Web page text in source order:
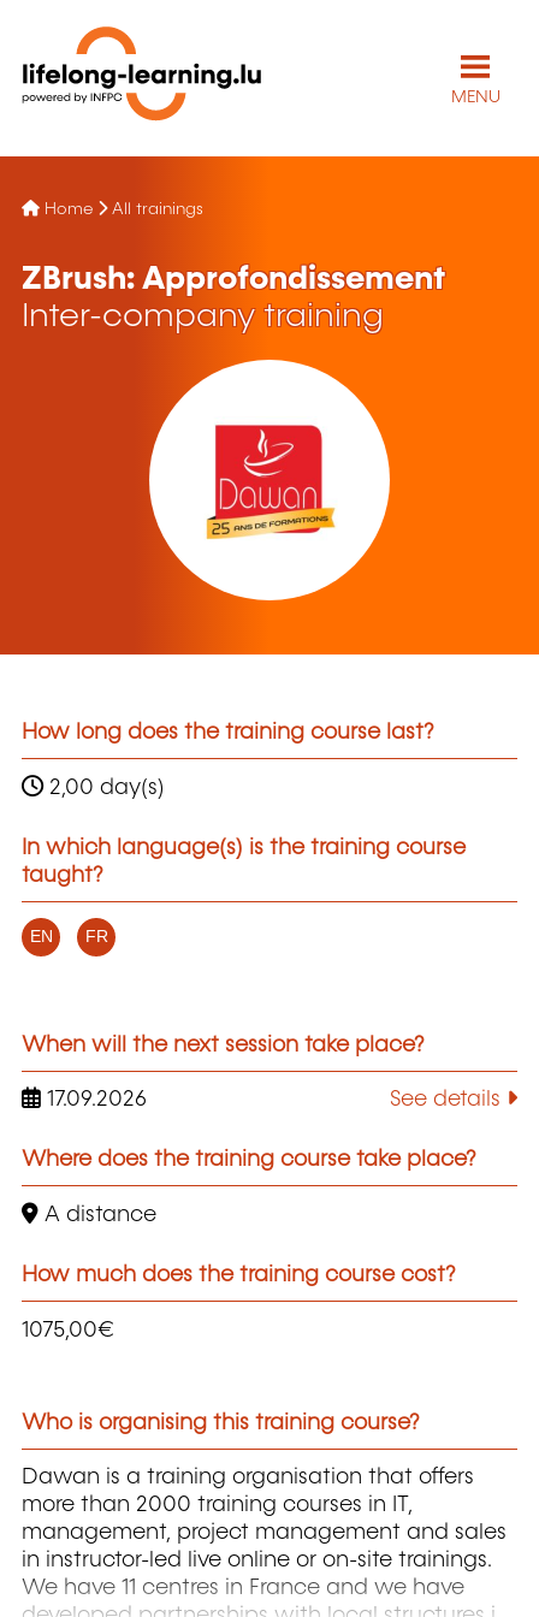
MENU
Home All trainings
ZBrush: Approfondissement
Inter-company training
How long does the training course last?
2,00 day(s)
In which language(s) is the training course
taught?
EN FR
When will the next session take place?
17.09.2026 See details
Where does the training course take place?
A distance
How much does the training course cost?
1075,00€
Who is organising this training course?
Dawan is a training organisation that offers
more than 2000 training courses in IT,
management, project management and sales
in instructor-led live online or on-site trainings.
We have 11 centres in France and we have